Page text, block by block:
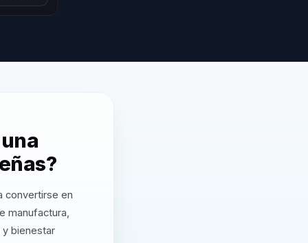
convertirse en
manufactura,
bienestar